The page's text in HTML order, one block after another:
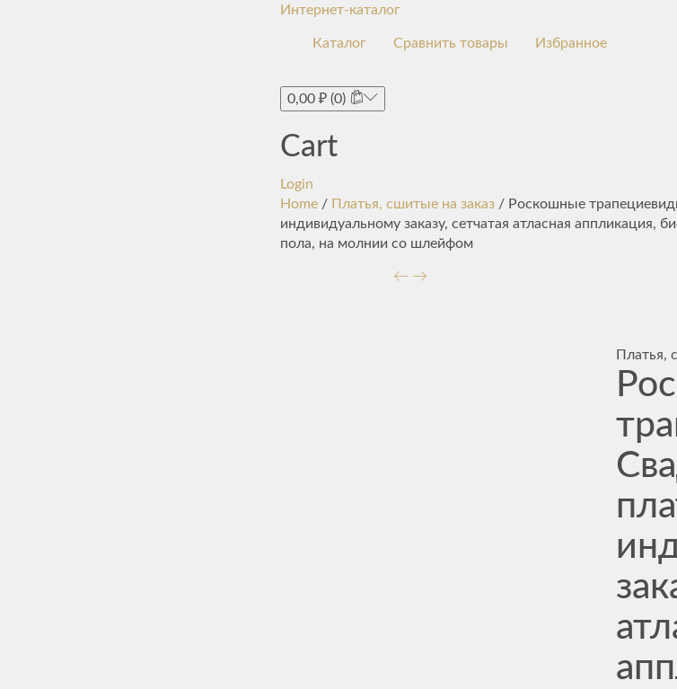
Интернет-каталог
Каталог Сравнить товары Избранное
0,00 ₽ (0)
Cart
Login
Home / Платья, сшитые на заказ / Роскошные
индивидуальному заказу, сетчатая атласная аппликация,
пола, на молнии со шлейфом
Платья,